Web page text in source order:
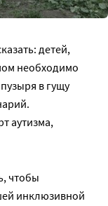
детей,
необходимо
в гущу
аутизма,
чтобы
инклюзивной